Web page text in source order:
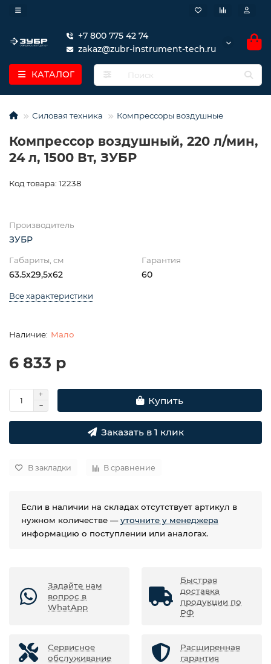
+7 800 775 42 74
zakaz@zubr-instrument-tech.ru
КАТАЛОГ
Силовая техника Компрессоры воздушные
Компрессор воздушный, 220 л/мин,
24 л, 1500 Вт, ЗУБР
Код товара: 12238
Производитель
ЗУБР
Габариты, см
63.5х29,5х62
Гарантия
60
Все характеристики
Мало
6 833 р
Купить
Заказать в 1 клик
В закладки В сравнение
Если в наличии на складах отсутствует артикул в
нужном количестве —уточните у менеджера
информацию о поступлении или аналогах.
Задайте нам
вопрос в
WhatApp
Быстрая
доставка
продукции по
РФ
Сервисное
обслуживание
Расширенная
гарантия